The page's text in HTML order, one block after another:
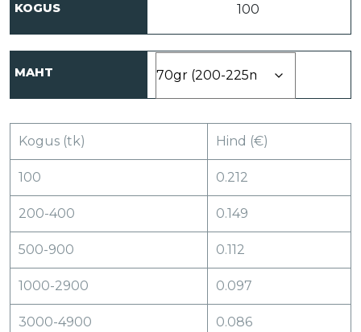
KOGUS Doypack pakend matt valge
MAHT
Kogus (tk) Hind (€)
100 0.212
200-400 0.149
500-900 0.112
1000-2900 0.097
3000-4900 0.086